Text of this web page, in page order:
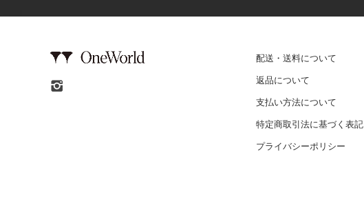
配送・送料について
返品について
支払い方法について
特定商取引法に基づく表記
プライバシーポリシー